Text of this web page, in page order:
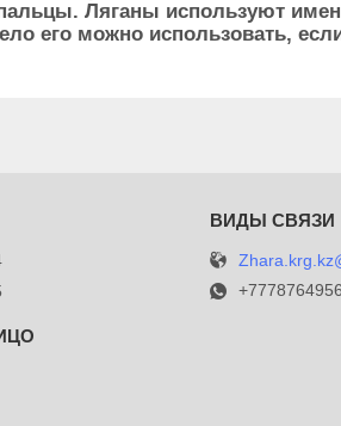
Ляганы используют
его можно использовать,